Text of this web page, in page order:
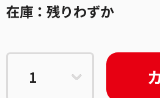
在庫：残りわずか